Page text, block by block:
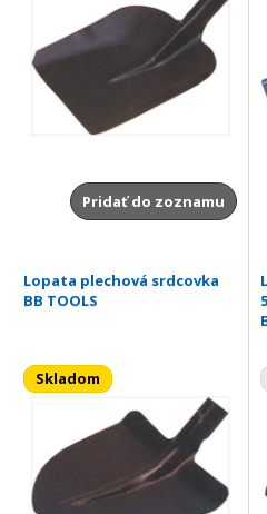
Pridať do zoznamu
Lopata plechová srdcovka
BB TOOLS
Skladom